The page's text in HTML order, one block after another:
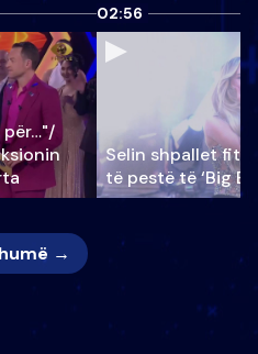
për…"/
02:56
Selin shpallet
të pestë të ‘Big
→